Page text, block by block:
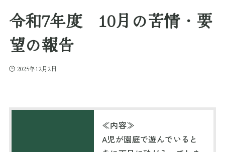
令和7年度 10月の苦情・要
望の報告
2025年12月2日
≪内容≫
A児が園庭で遊んでいると